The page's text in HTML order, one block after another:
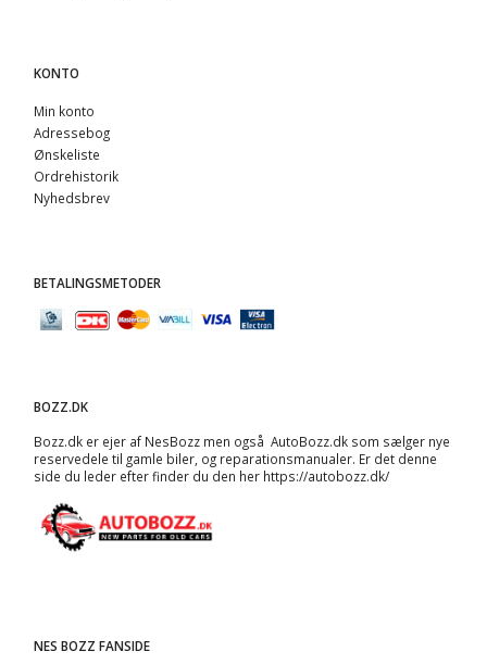
KONTO
Min konto
Adressebog
Ønskeliste
Ordrehistorik
Nyhedsbrev
BETALINGSMETODER
BOZZ.DK
Bozz.dk er ejer af NesBozz men også AutoBozz.dk som sælger nye
reservedele til gamle biler, og reparationsmanualer. Er det denne
side du leder efter finder du den her https://autobozz.dk/
NES BOZZ FANSIDE